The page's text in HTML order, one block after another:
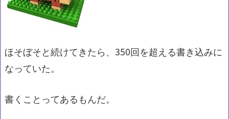
ほそぼそと続けてきたら、350回を超える書き込みに
なっていた。
書くことってあるもんだ。